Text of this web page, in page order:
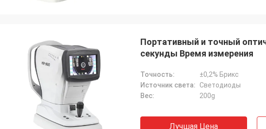
Портативный и точный
секунды Время измерения
Точность:
±0,2% Брикс
Источник света:
Светодиоды
Вес:
200g
Лучшая Цена